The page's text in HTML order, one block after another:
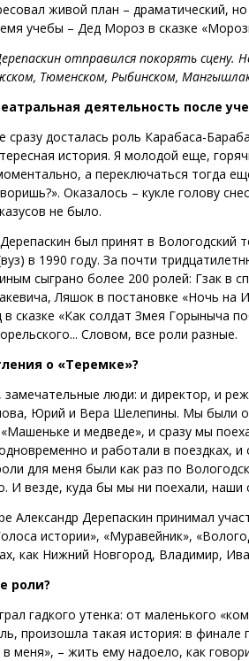
живой план – драматический,
учебы – Дед Мороз в сказке
отправился покорять
Тюменском, Рыбинском,
деятельность после
сразу досталась роль Карабаса-
история. Я молодой еще,
а переключаться тогда
Оказалось – кукле голову
не было.
был принят в Вологодский
в 1990 году. За почти
сыграно более 200 ролей: Гзак в
Ляшок в постановке «Ночь на
в сказке «Как солдат Змея Горыныча
Словом, все роли разные.
о «Теремке»?
замечательные люди: и директор, и
Юрий и Вера Шелепины. Мы были
и медведе», и сразу мы
и работали в
для меня были как раз по
И везде, куда бы мы ни поехали, наши
Александр Дерепаскин принимал
истории», «Муравейник»,
как Нижний Новгород, Владимир,
роли?
гадкого утенка: от маленького
произошла такая история: в финале
в меня», – жить ему надоело, как